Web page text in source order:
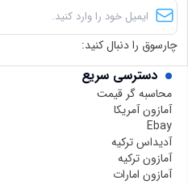
دسترسی سریع
محاسبه گر قیمت
آمازون آمریکا
Ebay
آدیداس ترکیه
آمازون ترکیه
آمازون امارات
چارسوق را دنبال کنید: